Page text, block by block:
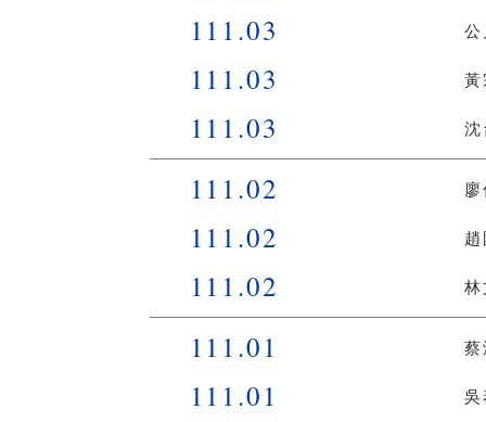
111.03
111.03
111.03
111.02
111.02
111.02
111.01
111.01